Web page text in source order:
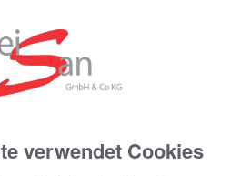
verwendet Cookies